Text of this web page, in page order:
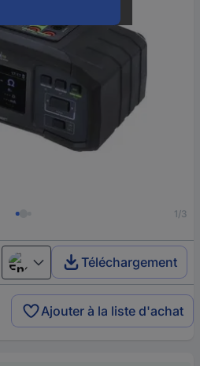
1/3
English Téléchargement
Ajouter à la liste d'achat